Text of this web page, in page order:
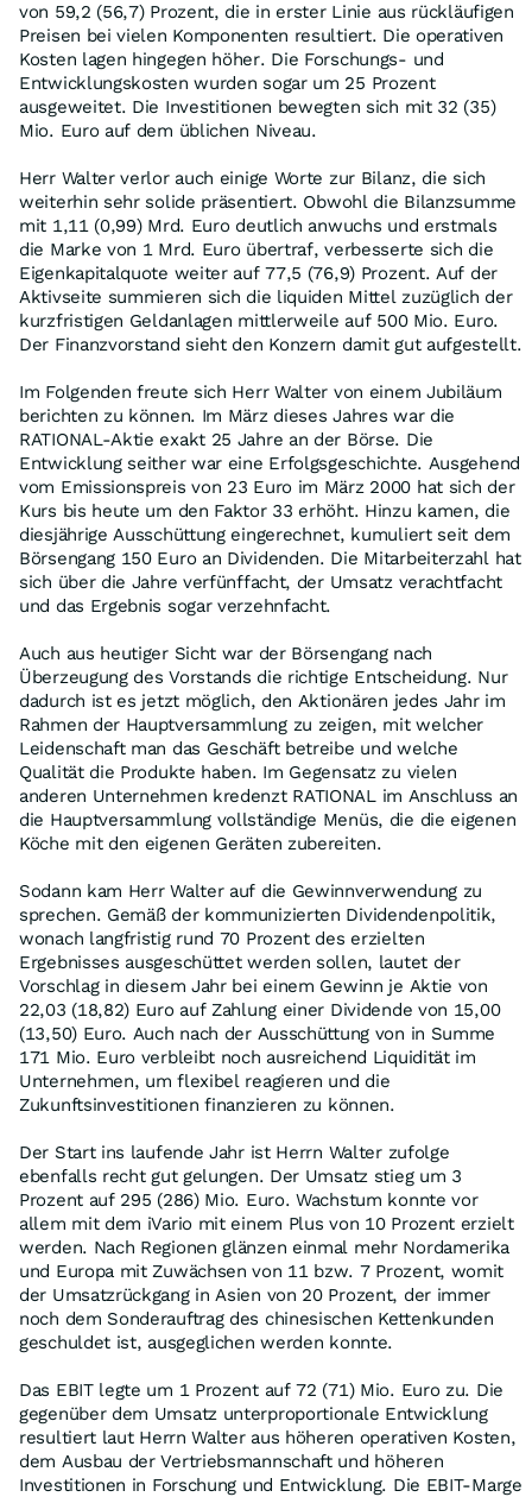
von 59,2 (56,7) Prozent, die in erster Linie aus rückläufigen
Preisen bei vielen Komponenten resultiert. Die operativen
Kosten lagen hingegen höher. Die Forschungs- und
Entwicklungskosten wurden sogar um 25 Prozent
ausgeweitet. Die Investitionen bewegten sich mit 32 (35)
Mio. Euro auf dem üblichen Niveau.
Herr Walter verlor auch einige Worte zur Bilanz, die sich
weiterhin sehr solide präsentiert. Obwohl die Bilanzsumme
mit 1,11 (0,99) Mrd. Euro deutlich anwuchs und erstmals
die Marke von 1 Mrd. Euro übertraf, verbesserte sich die
Eigenkapitalquote weiter auf 77,5 (76,9) Prozent. Auf der
Aktivseite summieren sich die liquiden Mittel zuzüglich der
kurzfristigen Geldanlagen mittlerweile auf 500 Mio. Euro.
Der Finanzvorstand sieht den Konzern damit gut aufgestellt.
Im Folgenden freute sich Herr Walter von einem Jubiläum
berichten zu können. Im März dieses Jahres war die
RATIONAL-Aktie exakt 25 Jahre an der Börse. Die
Entwicklung seither war eine Erfolgsgeschichte. Ausgehend
vom Emissionspreis von 23 Euro im März 2000 hat sich der
Kurs bis heute um den Faktor 33 erhöht. Hinzu kamen, die
diesjährige Ausschüttung eingerechnet, kumuliert seit dem
Börsengang 150 Euro an Dividenden. Die Mitarbeiterzahl hat
sich über die Jahre verfünffacht, der Umsatz verachtfacht
und das Ergebnis sogar verzehnfacht.
Auch aus heutiger Sicht war der Börsengang nach
Überzeugung des Vorstands die richtige Entscheidung. Nur
dadurch ist es jetzt möglich, den Aktionären jedes Jahr im
Rahmen der Hauptversammlung zu zeigen, mit welcher
Leidenschaft man das Geschäft betreibe und welche
Qualität die Produkte haben. Im Gegensatz zu vielen
anderen Unternehmen kredenzt RATIONAL im Anschluss an
die Hauptversammlung vollständige Menüs, die die eigenen
Köche mit den eigenen Geräten zubereiten.
Sodann kam Herr Walter auf die Gewinnverwendung zu
sprechen. Gemäß der kommunizierten Dividendenpolitik,
wonach langfristig rund 70 Prozent des erzielten
Ergebnisses ausgeschüttet werden sollen, lautet der
Vorschlag in diesem Jahr bei einem Gewinn je Aktie von
22,03 (18,82) Euro auf Zahlung einer Dividende von 15,00
(13,50) Euro. Auch nach der Ausschüttung von in Summe
171 Mio. Euro verbleibt noch ausreichend Liquidität im
Unternehmen, um flexibel reagieren und die
Zukunftsinvestitionen finanzieren zu können.
Der Start ins laufende Jahr ist Herrn Walter zufolge
ebenfalls recht gut gelungen. Der Umsatz stieg um 3
Prozent auf 295 (286) Mio. Euro. Wachstum konnte vor
allem mit dem iVario mit einem Plus von 10 Prozent erzielt
werden. Nach Regionen glänzen einmal mehr Nordamerika
und Europa mit Zuwächsen von 11 bzw. 7 Prozent, womit
der Umsatzrückgang in Asien von 20 Prozent, der immer
noch dem Sonderauftrag des chinesischen Kettenkunden
geschuldet ist, ausgeglichen werden konnte.
Das EBIT legte um 1 Prozent auf 72 (71) Mio. Euro zu. Die
gegenüber dem Umsatz unterproportionale Entwicklung
resultiert laut Herrn Walter aus höheren operativen Kosten,
dem Ausbau der Vertriebsmannschaft und höheren
Investitionen in Forschung und Entwicklung. Die EBIT-Marge